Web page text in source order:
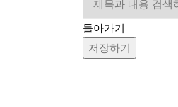
돌아가기
저장하기